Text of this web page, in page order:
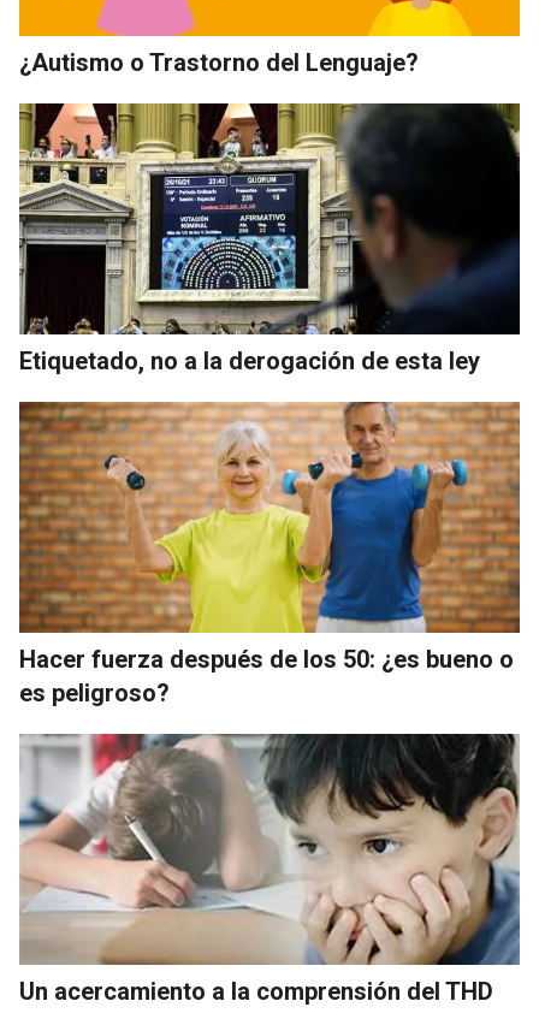
¿Autismo o Trastorno del Lenguaje?
Etiquetado, no a la derogación de esta ley
Hacer fuerza después de los 50: ¿es bueno o
es peligroso?
Un acercamiento a la comprensión del THD